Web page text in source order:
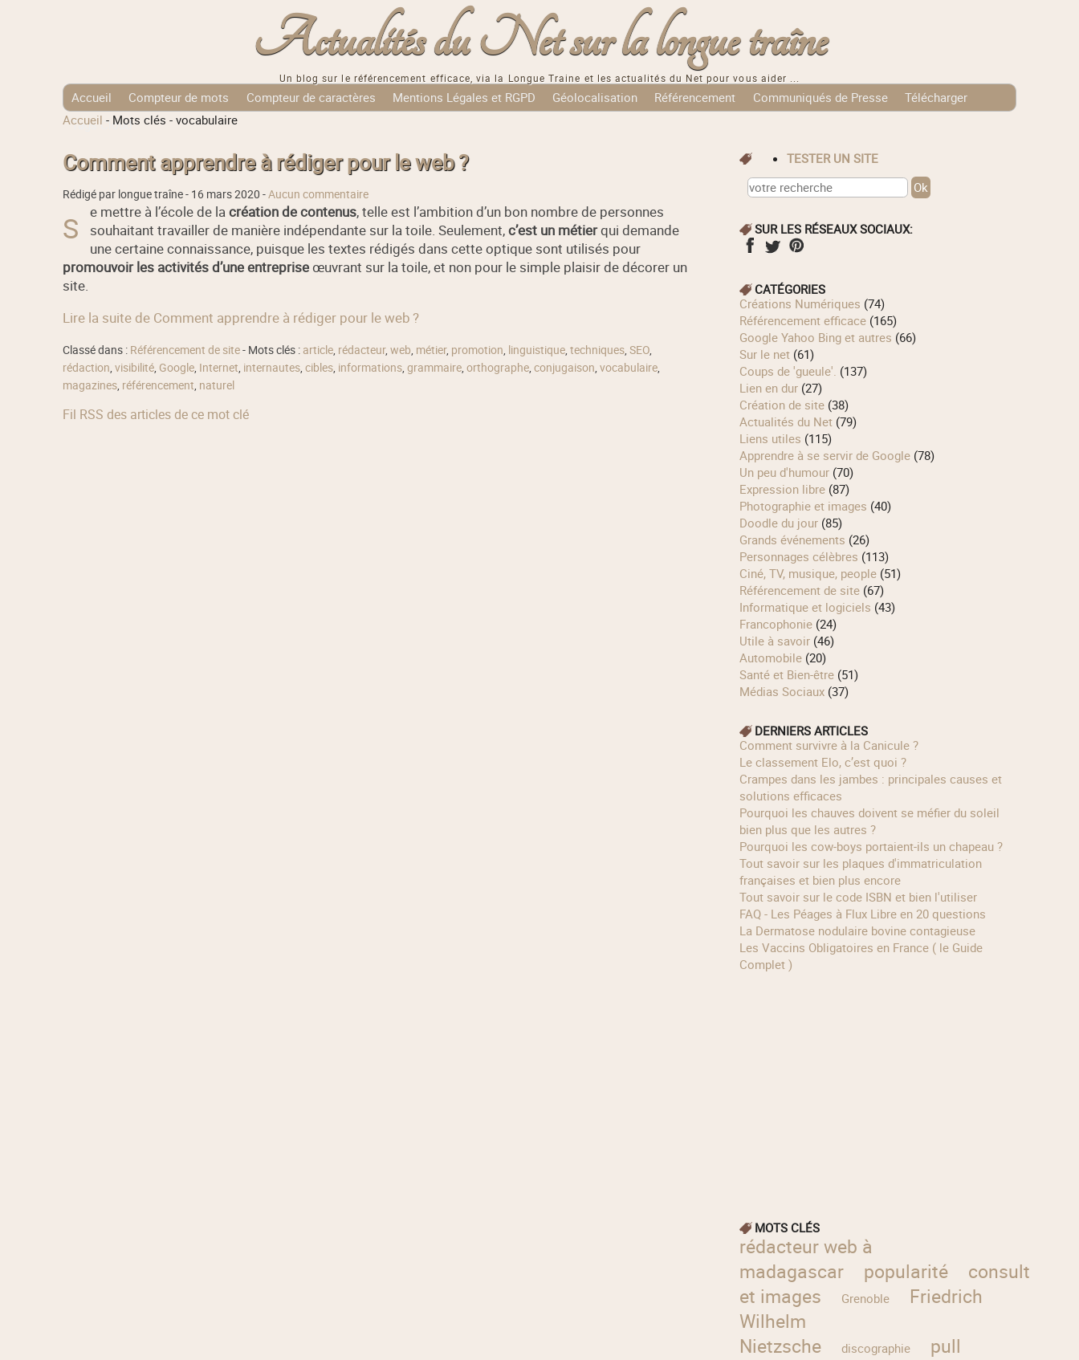
Actualités du Net sur la longue traîne
Un blog sur le référencement efficace, via la Longue Traine et les actualités du Net pour vous aider ...
Accueil Compteur de mots Compteur de caractères Mentions Légales et RGPD Géolocalisation Référencement Communiqués de Presse
Télécharger
Tags Cloud
Accueil - Mots clés - vocabulaire
Comment apprendre à rédiger pour le web ?
Rédigé par longue traîne - 16 mars 2020 -Aucun commentaire
S e mettre à l’école de lacréation de contenus, telle est l’ambition d’un bon nombre de personnes
souhaitant travailler de manière indépendante sur la toile. Seulement,c’est un métierqui demande
une certaine connaissance, puisque les textes rédigés dans cette optique sont utilisés pour
promouvoir les activités d’une entrepriseœuvrant sur la toile, et non pour le simple plaisir de décorer un
site.
Lire la suite de Comment apprendre à rédiger pour le web ?
Classé dans : Référencement de site- Mots clés : article, rédacteur, web, métier, promotion, linguistique, techniques, SEO,
rédaction, visibilité, Google, Internet, internautes, cibles, informations, grammaire, orthographe, conjugaison, vocabulaire,
magazines, référencement, naturel
Fil RSS des articles de ce mot clé
TESTER UN SITE
SUR LES RÉSEAUX SOCIAUX:
CATÉGORIES
Créations Numériques (74)
Référencement efficace(165)
Google Yahoo Bing et autres (66)
Sur le net(61)
Coups de 'gueule'. (137)
Lien en dur(27)
Création de site(38)
Actualités du Net(79)
Liens utiles (115)
Apprendre à se servir de Google(78)
Un peu d'humour(70)
Expression libre(87)
Photographie et images (40)
Doodle du jour(85)
Grands événements (26)
Personnages célèbres (113)
Ciné, TV, musique, people(51)
Référencement de site(67)
Informatique et logiciels (43)
Francophonie(24)
Utile à savoir(46)
Automobile(20)
Santé et Bien-être(51)
Médias Sociaux(37)
DERNIERS ARTICLES
Comment survivre à la Canicule ?
Le classement Elo, c’est quoi ?
Crampes dans les jambes : principales causes et
solutions efficaces
Pourquoi les chauves doivent se méfier du soleil
bien plus que les autres ?
Pourquoi les cow‑boys portaient‑ils un chapeau ?
Tout savoir sur les plaques d'immatriculation
françaises et bien plus encore
Tout savoir sur le code ISBN et bien l'utiliser
FAQ - Les Péages à Flux Libre en 20 questions
La Dermatose nodulaire bovine contagieuse
Les Vaccins Obligatoires en France ( le Guide
Complet )
MOTS CLÉS
rédacteur web à
madagascar
popularité
consultation
et images
Grenoble
Friedrich
Wilhelm
Nietzsche
discographie pull